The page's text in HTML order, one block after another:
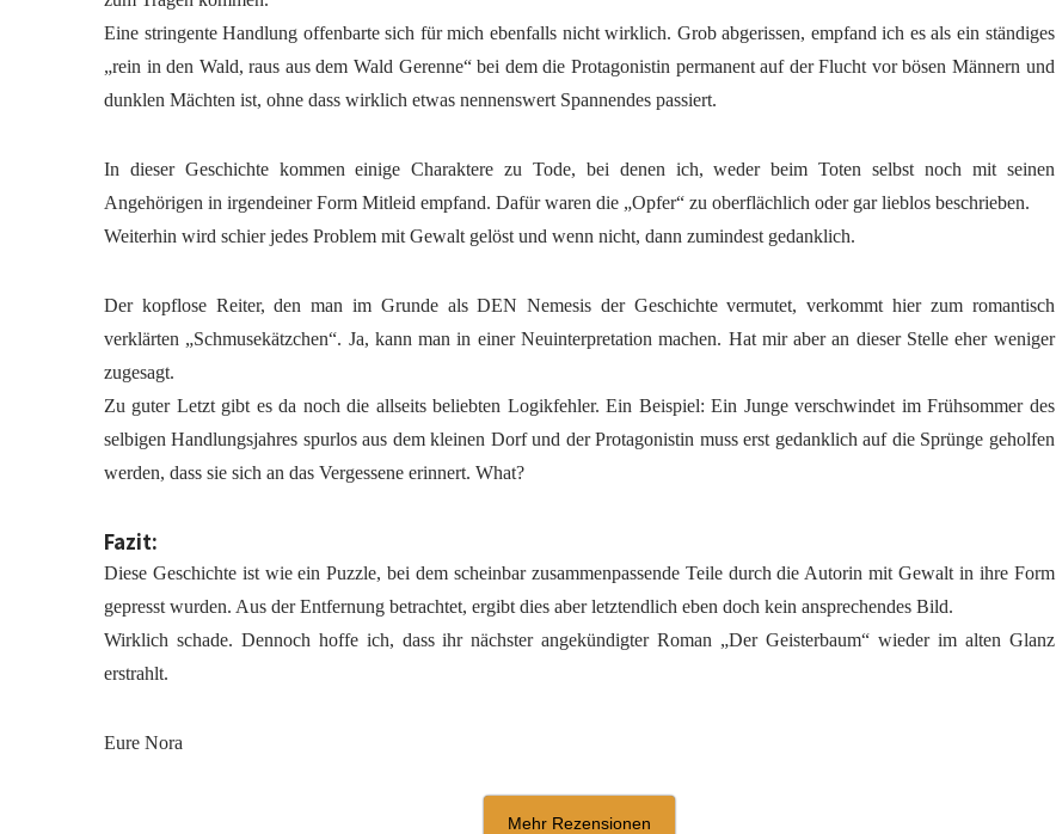
Eine stringente Handlung offenbarte sich für mich ebenfalls nicht wirklich. Grob abgerissen, empfand ich es als ein ständiges
„rein in den Wald, raus aus dem Wald Gerenne“ bei dem die Protagonistin permanent auf der Flucht vor bösen Männern und
dunklen Mächten ist, ohne dass wirklich etwas nennenswert Spannendes passiert.
In dieser Geschichte kommen einige Charaktere zu Tode, bei denen ich, weder beim Toten selbst noch mit seinen
Angehörigen in irgendeiner Form Mitleid empfand. Dafür waren die „Opfer“ zu oberflächlich oder gar lieblos beschrieben.
Weiterhin wird schier jedes Problem mit Gewalt gelöst und wenn nicht, dann zumindest gedanklich.
Der kopflose Reiter, den man im Grunde als DEN Nemesis der Geschichte vermutet, verkommt hier zum romantisch
verklärten „Schmusekätzchen“. Ja, kann man in einer Neuinterpretation machen. Hat mir aber an dieser Stelle eher weniger
zugesagt.
Zu guter Letzt gibt es da noch die allseits beliebten Logikfehler. Ein Beispiel: Ein Junge verschwindet im Frühsommer des
selbigen Handlungsjahres spurlos aus dem kleinen Dorf und der Protagonistin muss erst gedanklich auf die Sprünge geholfen
werden, dass sie sich an das Vergessene erinnert. What?
Fazit:
Diese Geschichte ist wie ein Puzzle, bei dem scheinbar zusammenpassende Teile durch die Autorin mit Gewalt in ihre Form
gepresst wurden. Aus der Entfernung betrachtet, ergibt dies aber letztendlich eben doch kein ansprechendes Bild.
Wirklich schade. Dennoch hoffe ich, dass ihr nächster angekündigter Roman „Der Geisterbaum“ wieder im alten Glanz
erstrahlt.
Eure Nora
Mehr Rezensionen